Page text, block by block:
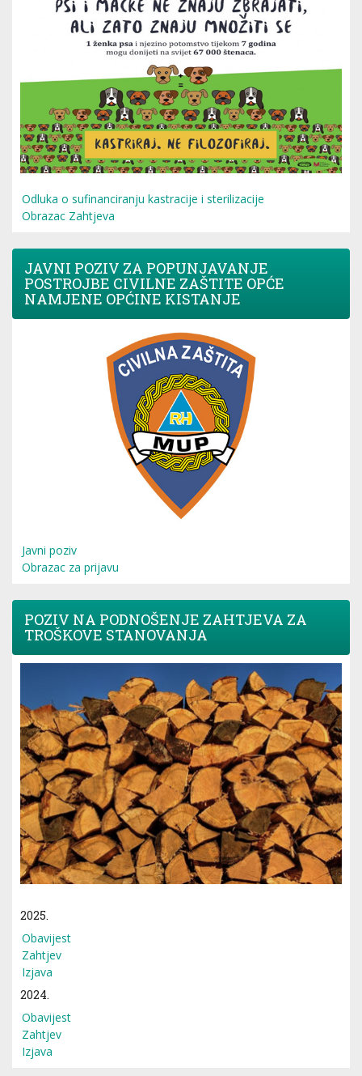
Odluka o sufinanciranju kastracije i sterilizacije
Obrazac Zahtjeva
JAVNI POZIV ZA POPUNJAVANJE
POSTROJBE CIVILNE ZAŠTITE OPĆE
NAMJENE OPĆINE KISTANJE
Javni poziv
Obrazac za prijavu
POZIV NA PODNOŠENJE ZAHTJEVA ZA
TROŠKOVE STANOVANJA
2025.
Obavijest
Zahtjev
Izjava
2024.
Obavijest
Zahtjev
Izjava